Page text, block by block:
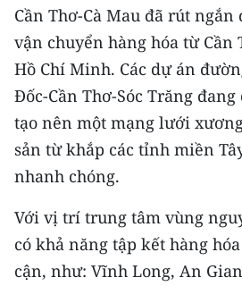
MỘT SẢN PHẨM
RADIO
MEDIA CENTER
E-Magazine
Video
Media Chính trị
Media Kinh tế
Cần Thơ-Cà Mau đã rút
vận chuyển hàng hóa từ Cần
Hồ Chí Minh. Các dự án
Đốc-Cần Thơ-Sóc Trăng
tạo nên một mạng lưới
sản từ khắp các tỉnh miền
nhanh chóng.
Với vị trí trung tâm vùng
có khả năng tập kết hàng
cận, như: Vĩnh Long, An